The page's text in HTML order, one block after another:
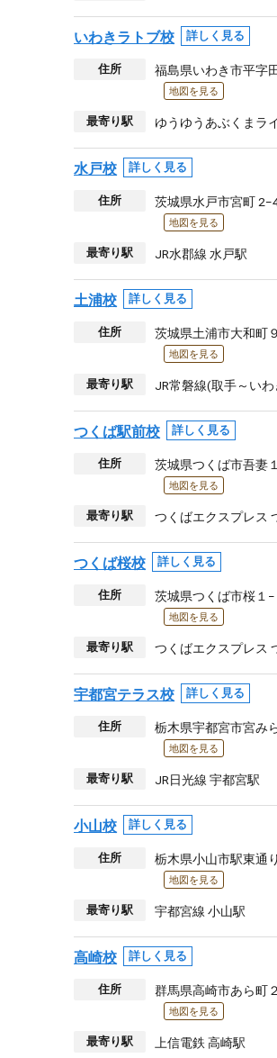
いわきラトブ校 詳しく見る
住所 福島県いわき市平
地図を見る
最寄り駅 ゆうゆうあぶくまラ
水戸校 詳しく見る
住所 茨城県水戸市宮町
地図を見る
最寄り駅 JR水郡線 水戸駅
土浦校 詳しく見る
住所 茨城県土浦市大和
地図を見る
最寄り駅 JR常磐線(取手～い
つくば駅前校 詳しく見る
住所 茨城県つくば市吾
地図を見る
最寄り駅 つくばエクスプレス
つくば桜校 詳しく見る
住所 茨城県つくば市桜１−
地図を見る
最寄り駅 つくばエクスプレス
宇都宮テラス校 詳しく見る
住所 栃木県宇都宮市宮み
地図を見る
最寄り駅 JR日光線 宇都宮駅
小山校 詳しく見る
住所 栃木県小山市駅東通
地図を見る
最寄り駅 宇都宮線 小山駅
高崎校 詳しく見る
住所 群馬県高崎市あら町
地図を見る
最寄り駅 上信電鉄 高崎駅